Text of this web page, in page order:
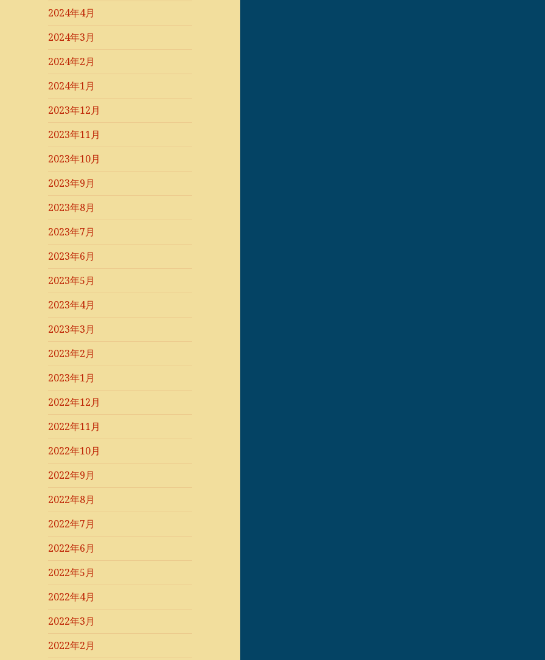
2024年4月
2024年3月
2024年2月
2024年1月
2023年12月
2023年11月
2023年10月
2023年9月
2023年8月
2023年7月
2023年6月
2023年5月
2023年4月
2023年3月
2023年2月
2023年1月
2022年12月
2022年11月
2022年10月
2022年9月
2022年8月
2022年7月
2022年6月
2022年5月
2022年4月
2022年3月
2022年2月